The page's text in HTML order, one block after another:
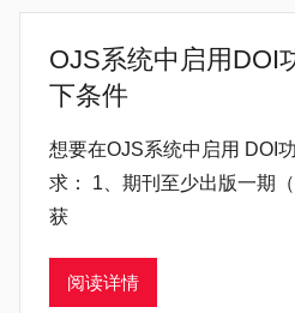
见
题
OJS系统中启用DOI
下条件
想要在OJS系统中启用 DOI
求： 1、期刊至少出版一期
获
阅读详情